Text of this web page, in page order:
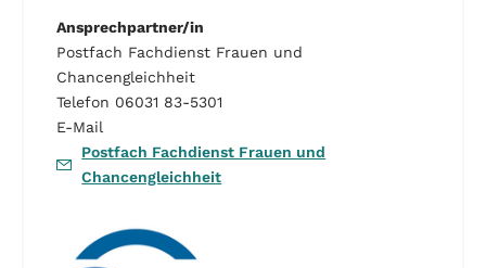
Ansprechpartner/in
Postfach Fachdienst Frauen und
Chancengleichheit
Telefon 06031 83-5301
E-Mail
Postfach Fachdienst Frauen und
Chancengleichheit